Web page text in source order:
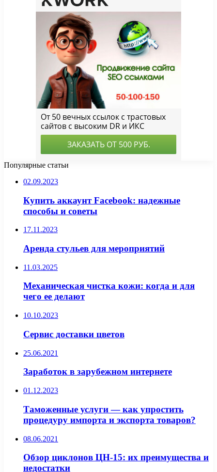
Популярные статьи
02.09.2023
Купить аккаунт Facebook: надежные
способы и советы
17.11.2023
Аренда стульев для мероприятий
11.03.2025
Механическая чистка кожи: когда и для
чего ее делают
10.10.2023
Сервис доставки цветов
25.06.2021
Заработок в зарубежном интернете
01.12.2023
Таможенные услуги — как упростить
процедуру импорта и экспорта товаров?
08.06.2021
Обзор циклонов ЦН-15: их преимущества и
недостатки